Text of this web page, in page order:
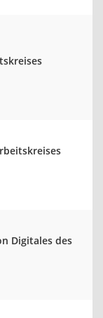
Digitales des